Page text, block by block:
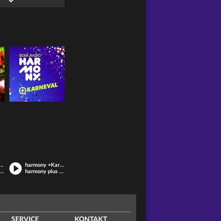
Kultnight
der 70er und 80er
harmony +Karneval
harmony plus Karneval